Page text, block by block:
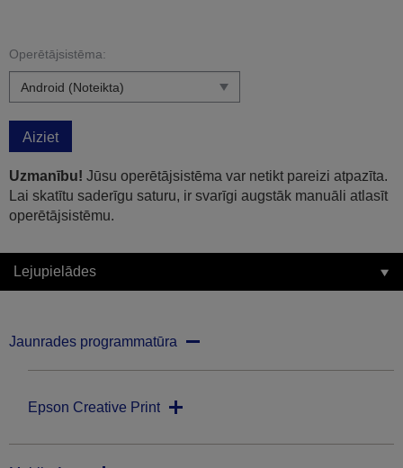
Operētājsistēma:
Aiziet
Uzmanību! Jūsu operētājsistēma var netikt pareizi atpazīta.
Lai skatītu saderīgu saturu, ir svarīgi augstāk manuāli atlasīt
operētājsistēmu.
Lejupielādes
Jaunrades programmatūra
Epson Creative Print